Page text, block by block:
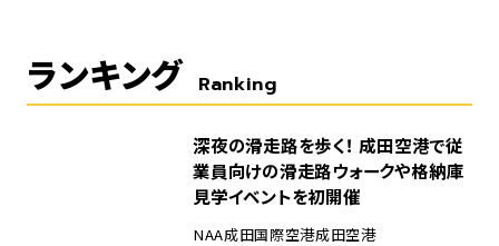
ランキング Ranking
深夜の滑走路を歩く！ 成田空港で従
業員向けの滑走路ウォークや格納庫
見学イベントを初開催
NAA成田国際空港成田空港